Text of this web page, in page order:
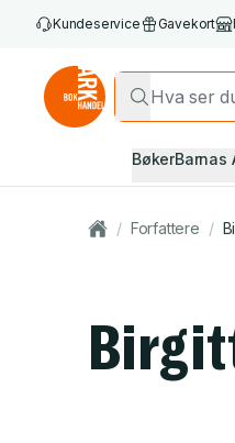
Kundeservice Gavekort
BøkerBarnas
/ Forfattere /